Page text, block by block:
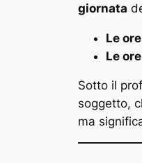
giornata
Le
Le
Sotto il
soggetto,
ma